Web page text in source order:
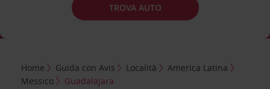
TROVA AUTO
Home Guida con Avis Località
America Latina
Messico
Guadalajara